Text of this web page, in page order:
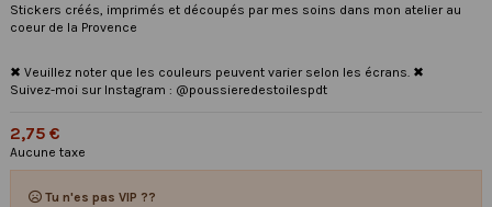
Stickers créés, imprimés et découpés par mes soins dans mon atelier au
coeur de la Provence
✖ Veuillez noter que les couleurs peuvent varier selon les écrans. ✖
Suivez-moi sur Instagram : @poussieredestoilespdt
2,75 €
Aucune taxe
Tu n'es pas VIP ??